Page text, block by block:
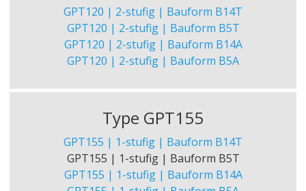
GPT120 | 2-stufig | Bauform B14T
GPT120 | 2-stufig | Bauform B5T
GPT120 | 2-stufig | Bauform B14A
GPT120 | 2-stufig | Bauform B5A
Type GPT155
GPT155 | 1-stufig | Bauform B14T
GPT155 | 1-stufig | Bauform B5T
GPT155 | 1-stufig | Bauform B14A